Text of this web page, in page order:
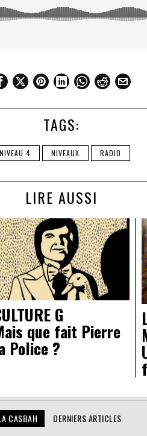
TAGS:
NIVEAU 4 NIVEAUX RADIO
LIRE AUSSI
G
que fait Pierre
Police ?
CASBAH DERNIERS ARTICLES